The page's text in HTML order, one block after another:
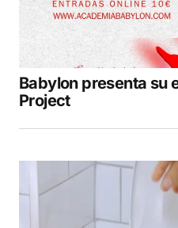
Babylon presenta su
Project